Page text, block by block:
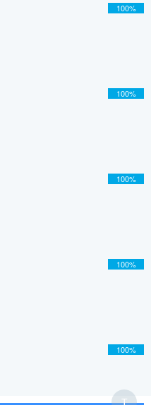
100%
100%
100%
100%
100%
T